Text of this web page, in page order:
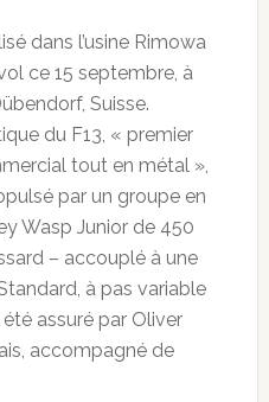
dans l’usine Rimowa
ce 15 septembre, à
Suisse.
du F13, « premier
tout en métal »,
par un groupe en
Wasp Junior de 450
– accouplé à une
à pas variable
assuré par Oliver
accompagné de